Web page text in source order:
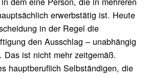
erwerbstätig ist. Heute
in der Regel die
den Ausschlag – unabhängig
Das ist nicht mehr zeitgemäß.
hauptberuflich Selbständigen, die